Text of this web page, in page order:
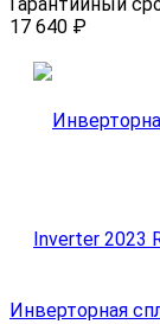
17 640 ₽
Инверторная